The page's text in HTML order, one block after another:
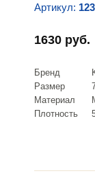
Артикул:
1630 руб.
Бренд
Размер
Материал
Плотность